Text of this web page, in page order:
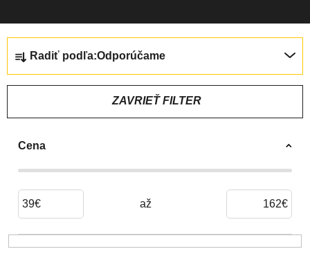
A
D
N
U
Radiť podľa:Odporúčame
ZAVRIEŤ FILTER
Cena
39€ 162€